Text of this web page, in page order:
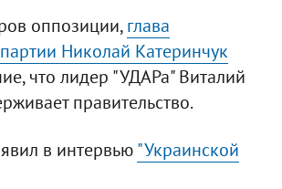
оппозиции,глава
Николай Катеринчук
что лидер "УДАРа" Виталий
правительство.
в интервью"Украинской